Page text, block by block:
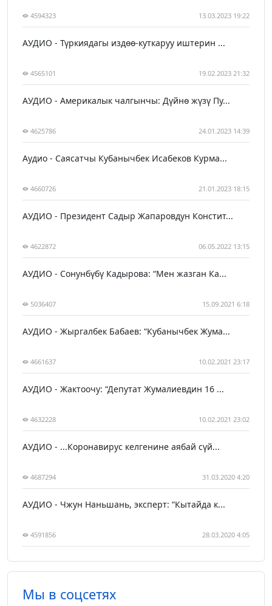
4594323 13.03.2023 19:22
АУДИО - Түркиядагы издөө-куткаруу иштерин ...
4565101 19.02.2023 21:32
АУДИО - Америкалык чалгынчы: Дүйнө жүзү Пу...
4625786 24.01.2023 14:39
Аудио - Саясатчы Кубанычбек Исабеков Курма...
4660726 21.01.2023 18:15
АУДИО - Президент Садыр Жапаровдун Констит...
4622872 06.05.2022 13:15
АУДИО - Сонунбүбү Кадырова: “Мен жазган Ка...
5036407 15.09.2021 6:18
АУДИО - Жыргалбек Бабаев: “Кубанычбек Жума...
4661637 10.02.2021 23:17
АУДИО - Жактоочу: “Депутат Жумалиевдин 16 ...
4632228 10.02.2021 23:02
АУДИО - ...Коронавирус келгенине аябай сүй...
4687294 31.03.2020 4:20
АУДИО - Чжун Наньшань, эксперт: “Кытайда к...
4591856 28.03.2020 4:05
Мы в соцсетях